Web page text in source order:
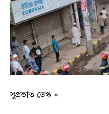
সুপ্রভাত ডেস্ক »